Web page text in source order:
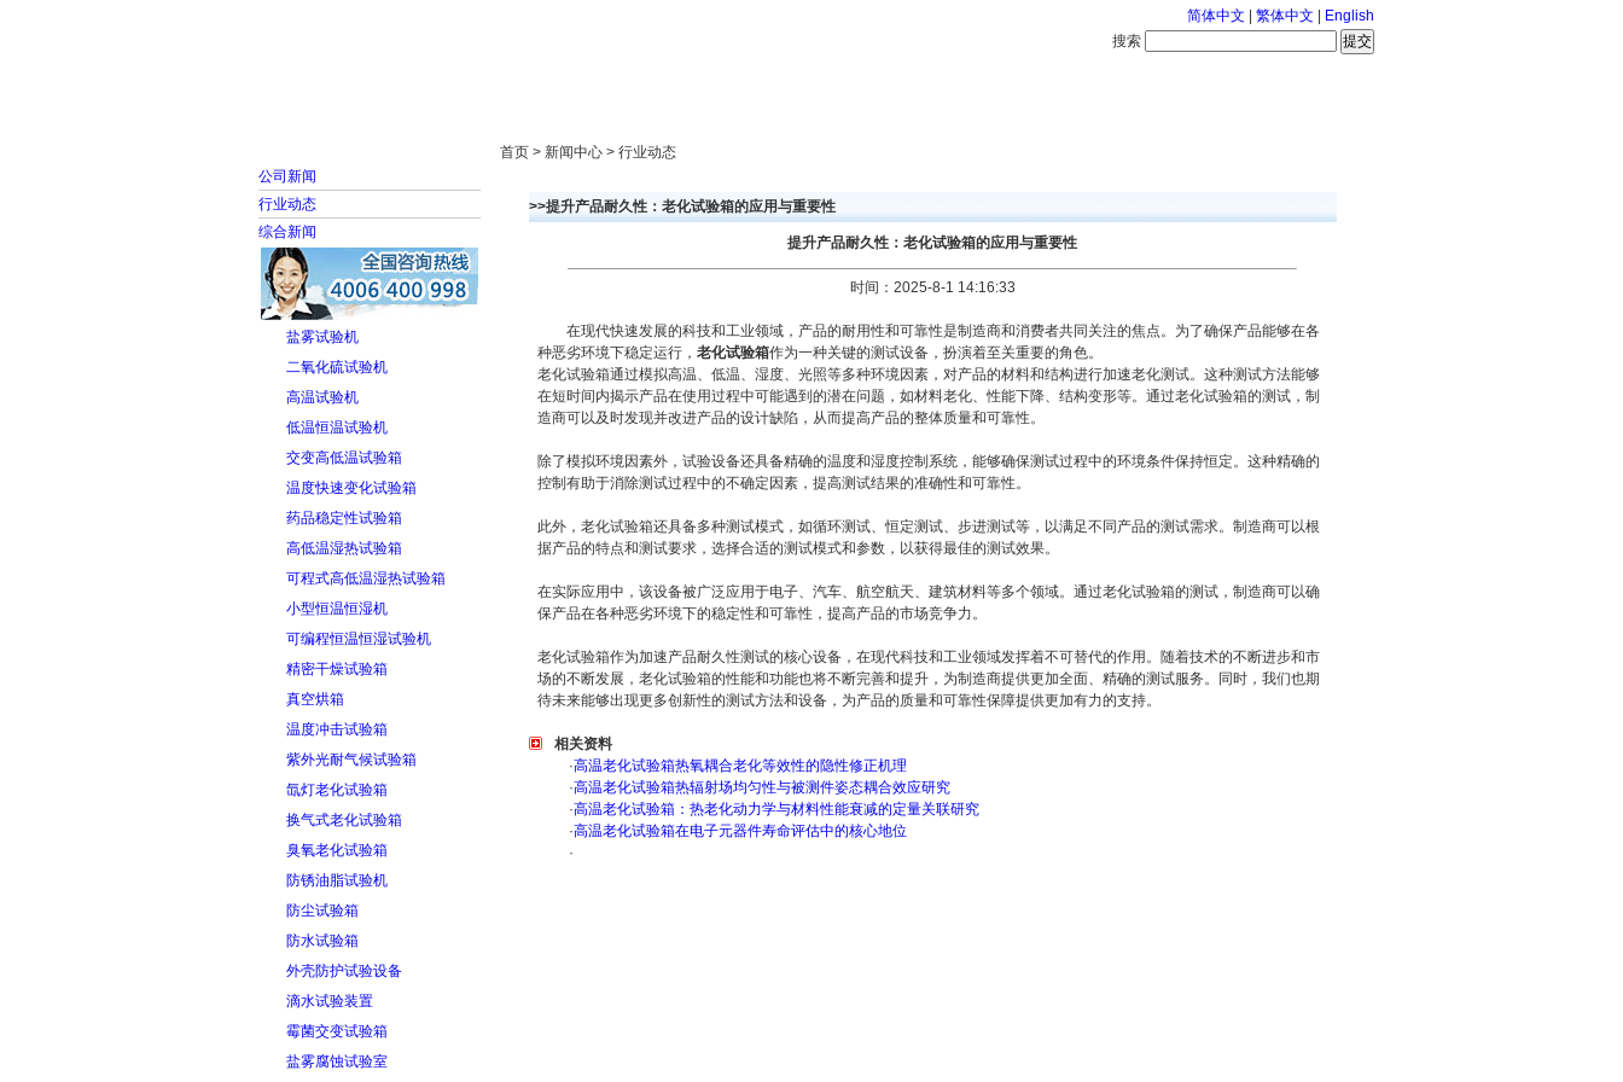
简体中文 繁体中文
English
搜索
公司新闻
行业动态
综合新闻
盐雾试验机
二氧化硫试验机
高温试验机
低温恒温试验机
交变高低温试验箱
温度快速变化试验箱
药品稳定性试验箱
高低温湿热试验箱
可程式高低温湿热试验箱
小型恒温恒湿机
可编程恒温恒湿试验机
精密干燥试验箱
真空烘箱
温度冲击试验箱
紫外光耐气候试验箱
氙灯老化试验箱
换气式老化试验箱
臭氧老化试验箱
防锈油脂试验机
防尘试验箱
防水试验箱
外壳防护试验设备
滴水试验装置
霉菌交变试验箱
盐雾腐蚀试验室
首页 > 新闻中心 > 行业动态
>>提升产品耐久性：老化试验箱的应用与重要性
提升产品耐久性：老化试验箱的应用与重要性
时间：2025-8-1 14:16:33
在现代快速发展的科技和工业领域，产品的耐用性和可靠性是制造商和消费者共同关注的焦点。为了确保产品能够在各
种恶劣环境下稳定运行， 老化试验箱作为一种关键的测试设备，扮演着至关重要的角色。
老化试验箱通过模拟高温、低温、湿度、光照等多种环境因素，对产品的材料和结构进行加速老化测试。这种测试方法能够
在短时间内揭示产品在使用过程中可能遇到的潜在问题，如材料老化、性能下降、结构变形等。通过老化试验箱的测试，制
造商可以及时发现并改进产品的设计缺陷，从而提高产品的整体质量和可靠性。
除了模拟环境因素外，试验设备还具备精确的温度和湿度控制系统，能够确保测试过程中的环境条件保持恒定。这种精确的
控制有助于消除测试过程中的不确定因素，提高测试结果的准确性和可靠性。
此外，老化试验箱还具备多种测试模式，如循环测试、恒定测试、步进测试等，以满足不同产品的测试需求。制造商可以根
据产品的特点和测试要求，选择合适的测试模式和参数，以获得最佳的测试效果。
在实际应用中，该设备被广泛应用于电子、汽车、航空航天、建筑材料等多个领域。通过老化试验箱的测试，制造商可以确
保产品在各种恶劣环境下的稳定性和可靠性，提高产品的市场竞争力。
老化试验箱作为加速产品耐久性测试的核心设备，在现代科技和工业领域发挥着不可替代的作用。随着技术的不断进步和市
场的不断发展，老化试验箱的性能和功能也将不断完善和提升，为制造商提供更加全面、精确的测试服务。同时，我们也期
待未来能够出现更多创新性的测试方法和设备，为产品的质量和可靠性保障提供更加有力的支持。
相关资料
·高温老化试验箱热氧耦合老化等效性的隐性修正机理
·高温老化试验箱热辐射场均匀性与被测件姿态耦合效应研究
·高温老化试验箱：热老化动力学与材料性能衰减的定量关联研究
·高温老化试验箱在电子元器件寿命评估中的核心地位
·